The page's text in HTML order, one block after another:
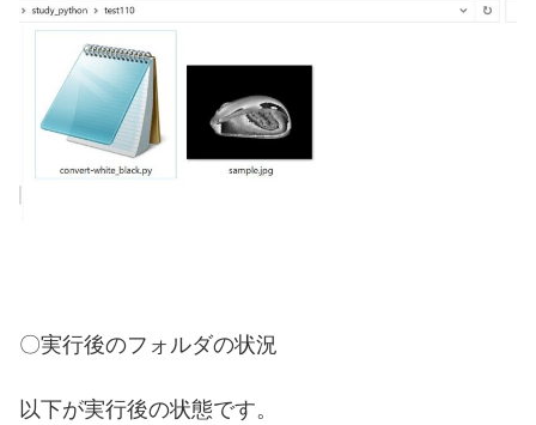
〇実行後のフォルダの状況
以下が実行後の状態です。